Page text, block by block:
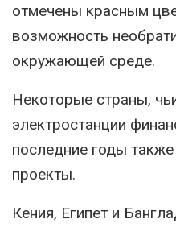
отмечены красным
возможность
окружающей среде.
Некоторые страны,
электростанции
последние годы
проекты.
Кения, Египет и